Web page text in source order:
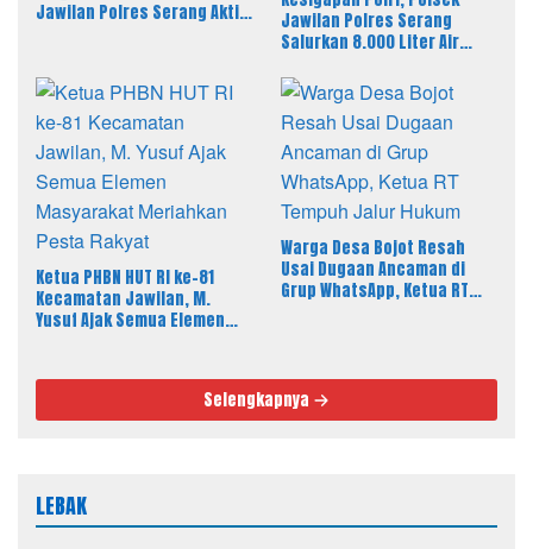
Jawilan Polres Serang Aktif
Jawilan Polres Serang
Salurkan 8.000 Liter Air
Majasari
Ketua PHBN HUT RI ke-81
Kecamatan Jawilan, M.
Yusuf Ajak Semua Elemen
Warga Desa Bojot Resah
Usai Dugaan Ancaman di
Grup WhatsApp, Ketua RT
Selengkapnya
LEBAK